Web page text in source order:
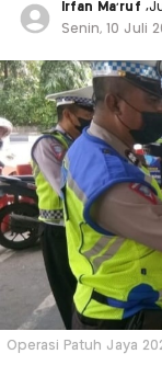
Irfan Ma'ruf ,
Senin, 10 Juli
Operasi Patuh Jaya